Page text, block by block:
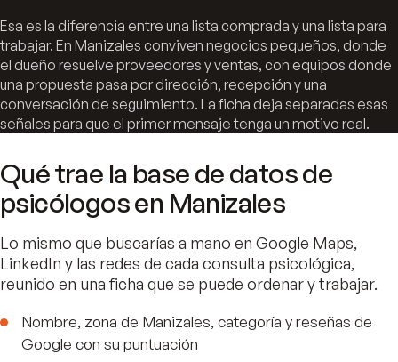
Esa es la diferencia entre una lista comprada y una lista para
trabajar. En Manizales conviven negocios pequeños, donde
el dueño resuelve proveedores y ventas, con equipos donde
una propuesta pasa por dirección, recepción y una
conversación de seguimiento. La ficha deja separadas esas
señales para que el primer mensaje tenga un motivo real.
Qué trae la base de datos de
psicólogos en Manizales
Lo mismo que buscarías a mano en Google Maps,
LinkedIn y las redes de cada consulta psicológica,
reunido en una ficha que se puede ordenar y trabajar.
Nombre, zona de Manizales, categoría y reseñas de
Google con su puntuación